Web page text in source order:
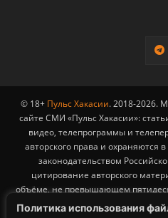
Политика использования
© 18+ Пульс Хакасии. 2018-2026.
сайте СМИ «Пульс Хакасии»:
видео, телепрограммы и
авторского права и охраняются
законодательством
цитирование авторского
объёме, не превышающем
публикации с обязательным